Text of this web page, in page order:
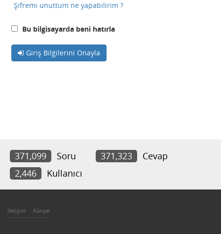
Şifremi unuttum ne yapabilirim ?
Bu bilgisayarda beni hatırla
Giriş Bilgilerini Onayla
371,099 Soru 371,323
Cevap
2,446
Kullanıcı
İletişim Künye